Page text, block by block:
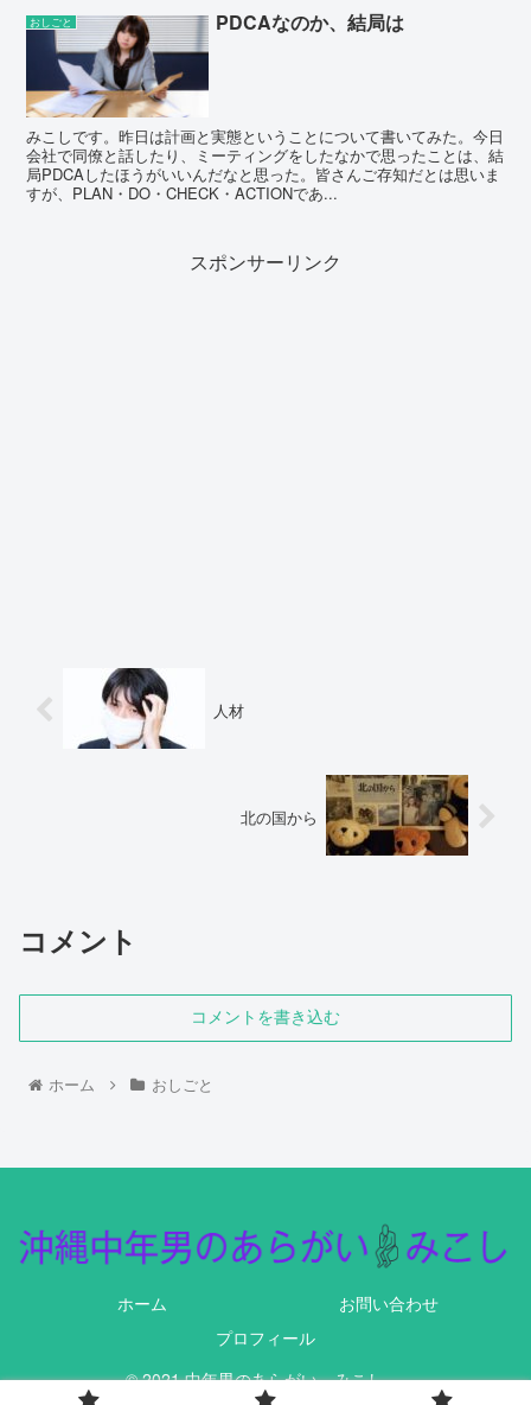
おしごと PDCAなのか、結局は
みこしです。昨日は計画と実態ということについて書いてみた。今日
会社で同僚と話したり、ミーティングをしたなかで思ったことは、結
局PDCAしたほうがいいんだなと思った。皆さんご存知だとは思いま
すが、PLAN・DO・CHECK・ACTIONであ...
スポンサーリンク
人材
北の国から
コメント
コメントを書き込む
ホーム おしごと
ホーム
お問い合わせ
プロフィール
© 2021 中年男のあらがい みこし .